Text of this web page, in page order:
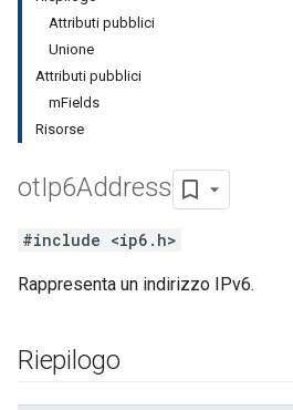
Attributi pubblici
Unione
Attributi pubblici
mFields
Risorse
otIp6Address
#include <ip6.h>
Rappresenta un indirizzo IPv6.
Riepilogo